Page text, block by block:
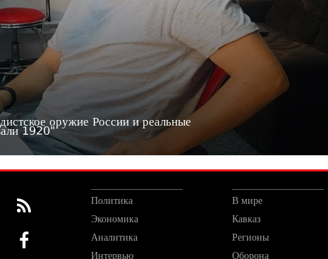
оружие России и реальные
1920"
Политика
Экономика
Аналитика
Интервью
В мире
Кавказ
Регионы
Оборона